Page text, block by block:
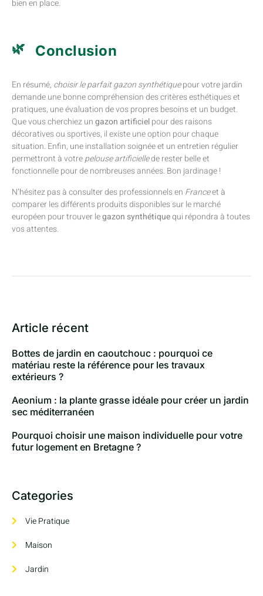
bien en place.
Conclusion
En résumé, choisir le parfait gazon synthétiquepour votre jardin
demande une bonne compréhension des critères esthétiques et
pratiques, une évaluation de vos propres besoins et un budget.
Que vous cherchiez ungazon artificielpour des raisons
décoratives ou sportives, il existe une option pour chaque
situation. Enfin, une installation soignée et un entretien régulier
permettront à votrepelouse artificiellede rester belle et
fonctionnelle pour de nombreuses années. Bon jardinage !
N’hésitez pas à consulter des professionnels en Franceet à
comparer les différents produits disponibles sur le marché
européen pour trouver legazon synthétiquequi répondra à toutes
vos attentes.
Article récent
Bottes de jardin en caoutchouc : pourquoi ce
matériau reste la référence pour les travaux
extérieurs ?
Aeonium : la plante grasse idéale pour créer un jardin
sec méditerranéen
Pourquoi choisir une maison individuelle pour votre
futur logement en Bretagne ?
Categories
Vie Pratique
Maison
Jardin